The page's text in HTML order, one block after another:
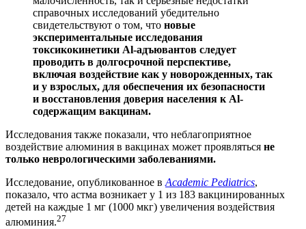
справочных исследований убедительно
свидетельствуют о том, что новые
экспериментальные исследования
токсикокинетики Al-адъювантов следует
проводить в долгосрочной перспективе,
включая воздействие как у новорожденных, так
и у взрослых, для обеспечения их безопасности
и восстановления доверия населения к Al-
содержащим вакцинам.
Исследования также показали, что неблагоприятное
воздействие алюминия в вакцинах может проявляться не
только неврологическими заболеваниями.
Исследование, опубликованное вAcademic Pediatrics,
показало, что астма возникает у 1 из 183 вакцинированных
детей на каждые 1 мг (1000 мкг) увеличения воздействия
алюминия.27